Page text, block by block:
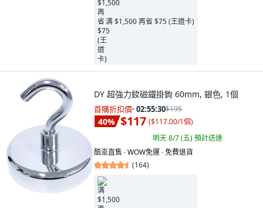
满 $1,500 再省 $75 (王道卡)
DY 超強力釹磁鐵掛鉤 60mm, 銀色, 1個
首購折扣價· 02:55:29$195
40% $117 ($117.00/1個)
明天 8/7 (五)預計送達
酷澎直售 ∙ WOW免運 ∙ 免費退貨
(164)